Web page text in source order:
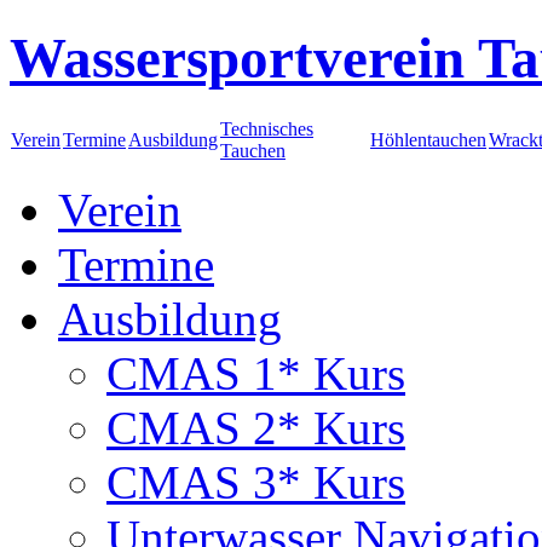
Wassersportverein
VereinTermineAusbildung
Technisches
Tauchen
Höhlentauchen
Verein
Termine
Ausbildung
CMAS 1* Kurs
CMAS 2* Kurs
CMAS 3* Kurs
Unterwasser